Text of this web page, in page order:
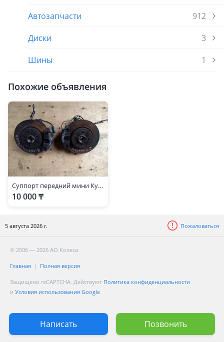
Автозапчасти
912
Диски
3
Шины
1
Похожие объявления
Суппорт передний мини Купер
10 000 ₸
5 августа 2026 г. Пожаловаться
Написать Позвонить
© 2006 — 2026 АО Колеса
Главная Полная версия
Защищено reCAPTCHA. Действуют Политика конфиденциальности
и Условия использования Google